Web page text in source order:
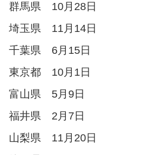
群馬県 10月28日
埼玉県 11月14日
千葉県 6月15日
東京都 10月1日
富山県 5月9日
福井県 2月7日
山梨県 11月20日